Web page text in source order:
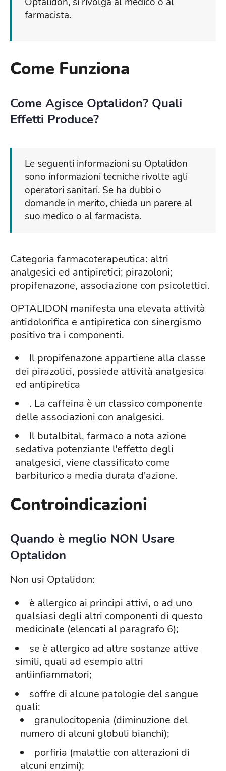
farmacista.
Come Funziona
Come Agisce Optalidon? Quali
Effetti Produce?
Le seguenti informazioni su Optalidon
sono informazioni tecniche rivolte agli
operatori sanitari. Se ha dubbi o
domande in merito, chieda un parere al
suo medico o al farmacista.
Categoria farmacoterapeutica: altri
analgesici ed antipiretici; pirazoloni;
propifenazone, associazione con psicolettici.
OPTALIDON manifesta una elevata attività
antidolorifica e antipiretica con sinergismo
positivo tra i componenti.
Il propifenazone appartiene alla classe
dei pirazolici, possiede attività analgesica
ed antipiretica
. La caffeina è un classico componente
delle associazioni con analgesici.
Il butalbital, farmaco a nota azione
sedativa potenziante l'effetto degli
analgesici, viene classificato come
barbiturico a media durata d'azione.
Controindicazioni
Quando è meglio NON Usare
Optalidon
Non usi Optalidon:
è allergico ai principi attivi, o ad uno
qualsiasi degli altri componenti di questo
medicinale (elencati al paragrafo 6);
se è allergico ad altre sostanze attive
simili, quali ad esempio altri
antiinfiammatori;
soffre di alcune patologie del sangue
quali:
granulocitopenia (diminuzione del
numero di alcuni globuli bianchi);
porfiria (malattie con alterazioni di
alcuni enzimi);